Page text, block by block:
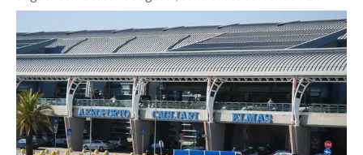
ITALIA
MONDO
POLITICA
ECONOMIA